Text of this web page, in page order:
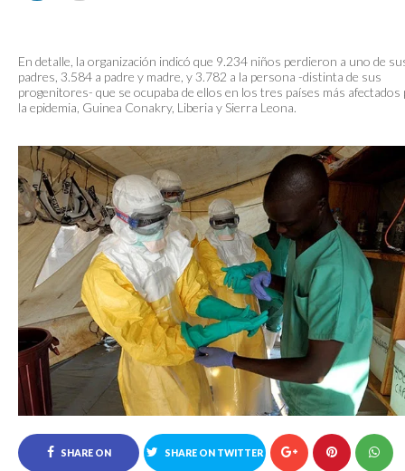
En detalle, la organización indicó que 9.234 niños perdieron a uno de
padres, 3.584 a padre y madre, y 3.782 a la persona -distinta de sus
progenitores- que se ocupaba de ellos en los tres países más afectados
la epidemia, Guinea Conakry, Liberia y Sierra Leona.
SHARE ON SHARE ON TWITTER